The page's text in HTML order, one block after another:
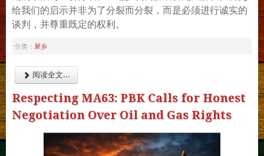
给我们的启示并非为了分裂而分裂，而是必须进行诚实的
谈判，并尊重既定的权利。
分类： 犀乡
阅读全文...
Respecting MA63: PBK Calls for Honest
Negotiation Over Oil and Gas Rights